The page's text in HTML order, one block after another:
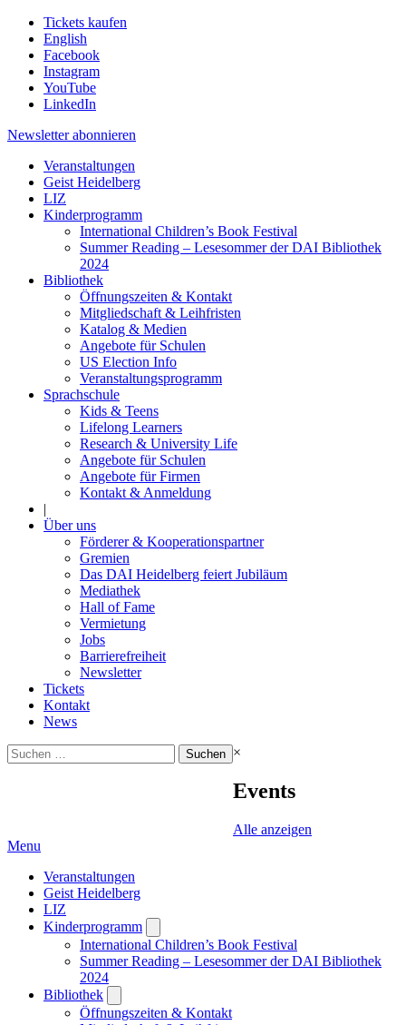
Tickets kaufen
English
Facebook
Instagram
YouTube
LinkedIn
Newsletter abonnieren
Veranstaltungen
Geist Heidelberg
LIZ
Kinderprogramm
International Children’s Book Festival
Summer Reading – Lesesommer der DAI Bibliothek
2024
Bibliothek
Öffnungszeiten & Kontakt
Mitgliedschaft & Leihfristen
Katalog & Medien
Angebote für Schulen
US Election Info
Veranstaltungsprogramm
Sprachschule
Kids & Teens
Lifelong Learners
Research & University Life
Angebote für Schulen
Angebote für Firmen
Kontakt & Anmeldung
|
Über uns
Förderer & Kooperationspartner
Gremien
Das DAI Heidelberg feiert Jubiläum
Mediathek
Hall of Fame
Vermietung
Jobs
Barrierefreiheit
Newsletter
Tickets
Kontakt
News
Suchen
nach:
×
Events
Alle anzeigen
Menu
Veranstaltungen
Geist Heidelberg
LIZ
Kinderprogramm
submenu
International Children’s Book Festival
Summer Reading – Lesesommer der DAI Bibliothek
2024
Bibliothek
submenu
Öffnungszeiten & Kontakt